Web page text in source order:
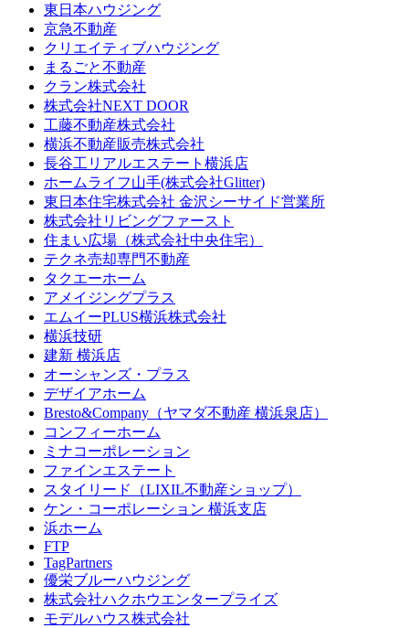
東日本ハウジング
京急不動産
クリエイティブハウジング
まるごと不動産
クラン株式会社
株式会社NEXT DOOR
工藤不動産株式会社
横浜不動産販売株式会社
長谷工リアルエステート横浜店
ホームライフ山手(株式会社Glitter)
東日本住宅株式会社 金沢シーサイド営業所
株式会社リビングファースト
住まい広場（株式会社中央住宅）
テクネ売却専門不動産
タクエーホーム
アメイジングプラス
エムイーPLUS横浜株式会社
横浜技研
建新 横浜店
オーシャンズ・プラス
デザイアホーム
Bresto&Company（ヤマダ不動産 横浜泉店）
コンフィーホーム
ミナコーポレーション
ファインエステート
スタイリード（LIXIL不動産ショップ）
ケン・コーポレーション 横浜支店
浜ホーム
FTP
TagPartners
優栄ブルーハウジング
株式会社ハクホウエンタープライズ
モデルハウス株式会社